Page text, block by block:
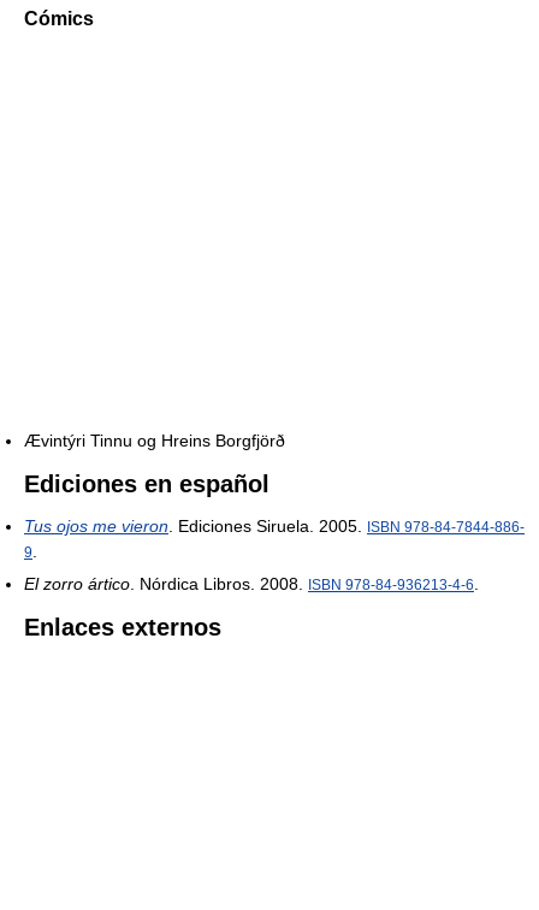
Cómics
Ævintýri Tinnu og Hreins Borgfjörð
Ediciones en español
Tus ojos me vieron . Ediciones Siruela. 2005.
ISBN 978-84-7844-886-
9
El zorro ártico . Nórdica Libros. 2008. ISBN 978-84-936213-4-6
Enlaces externos